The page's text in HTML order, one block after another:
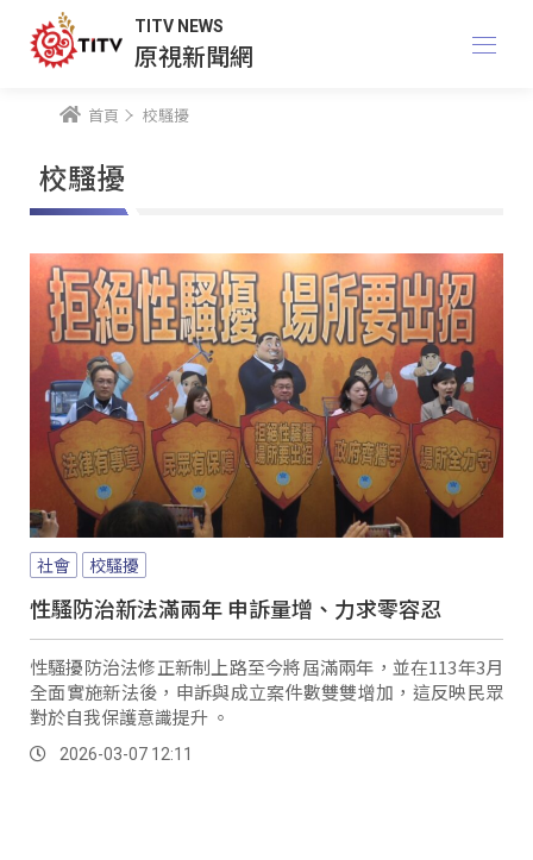
TITV NEWS
原視新聞網
首頁 校騷擾
校騷擾
社會 校騷擾
性騷防治新法滿兩年 申訴量增、力求零容忍
性騷擾防治法修正新制上路至今將屆滿兩年，並在113年3月
全面實施新法後，申訴與成立案件數雙雙增加，這反映民眾
對於自我保護意識提升 。
2026-03-07 12:11